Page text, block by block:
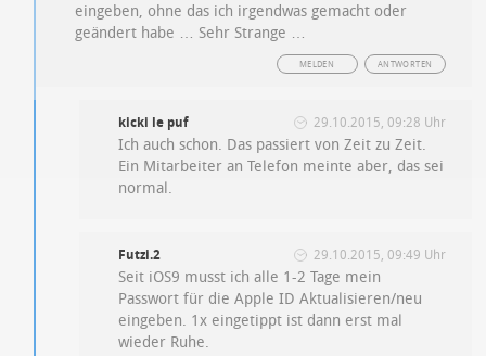
eingeben, ohne das ich irgendwas gemacht oder
geändert habe … Sehr Strange …
ANTWORTEN
MELDEN
kicki le puf 29.10.2015, 09:28 Uhr
Ich auch schon. Das passiert von Zeit zu Zeit.
Ein Mitarbeiter an Telefon meinte aber, das sei
normal.
Futzi.2 29.10.2015, 09:49 Uhr
Seit iOS9 musst ich alle 1-2 Tage mein
Passwort für die Apple ID Aktualisieren/neu
eingeben. 1x eingetippt ist dann erst mal
wieder Ruhe.